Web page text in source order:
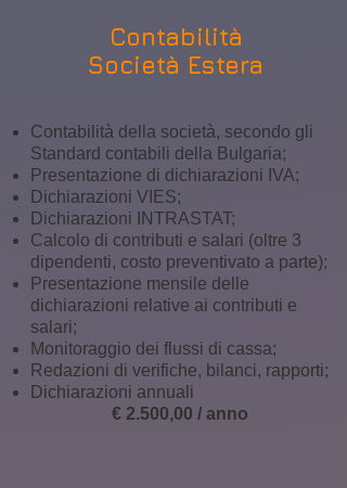
Contabilità
Società Estera
Contabilità della società, secondo gli
Standard contabili della Bulgaria;
Presentazione di dichiarazioni IVA;
Dichiarazioni VIES;
Dichiarazioni INTRASTAT;
Calcolo di contributi e salari (oltre 3
dipendenti, costo preventivato a parte);
Presentazione mensile delle
dichiarazioni relative ai contributi e
salari;
Monitoraggio dei flussi di cassa;
Redazioni di verifiche, bilanci, rapporti;
Dichiarazioni annuali
€ 2.500,00 / anno